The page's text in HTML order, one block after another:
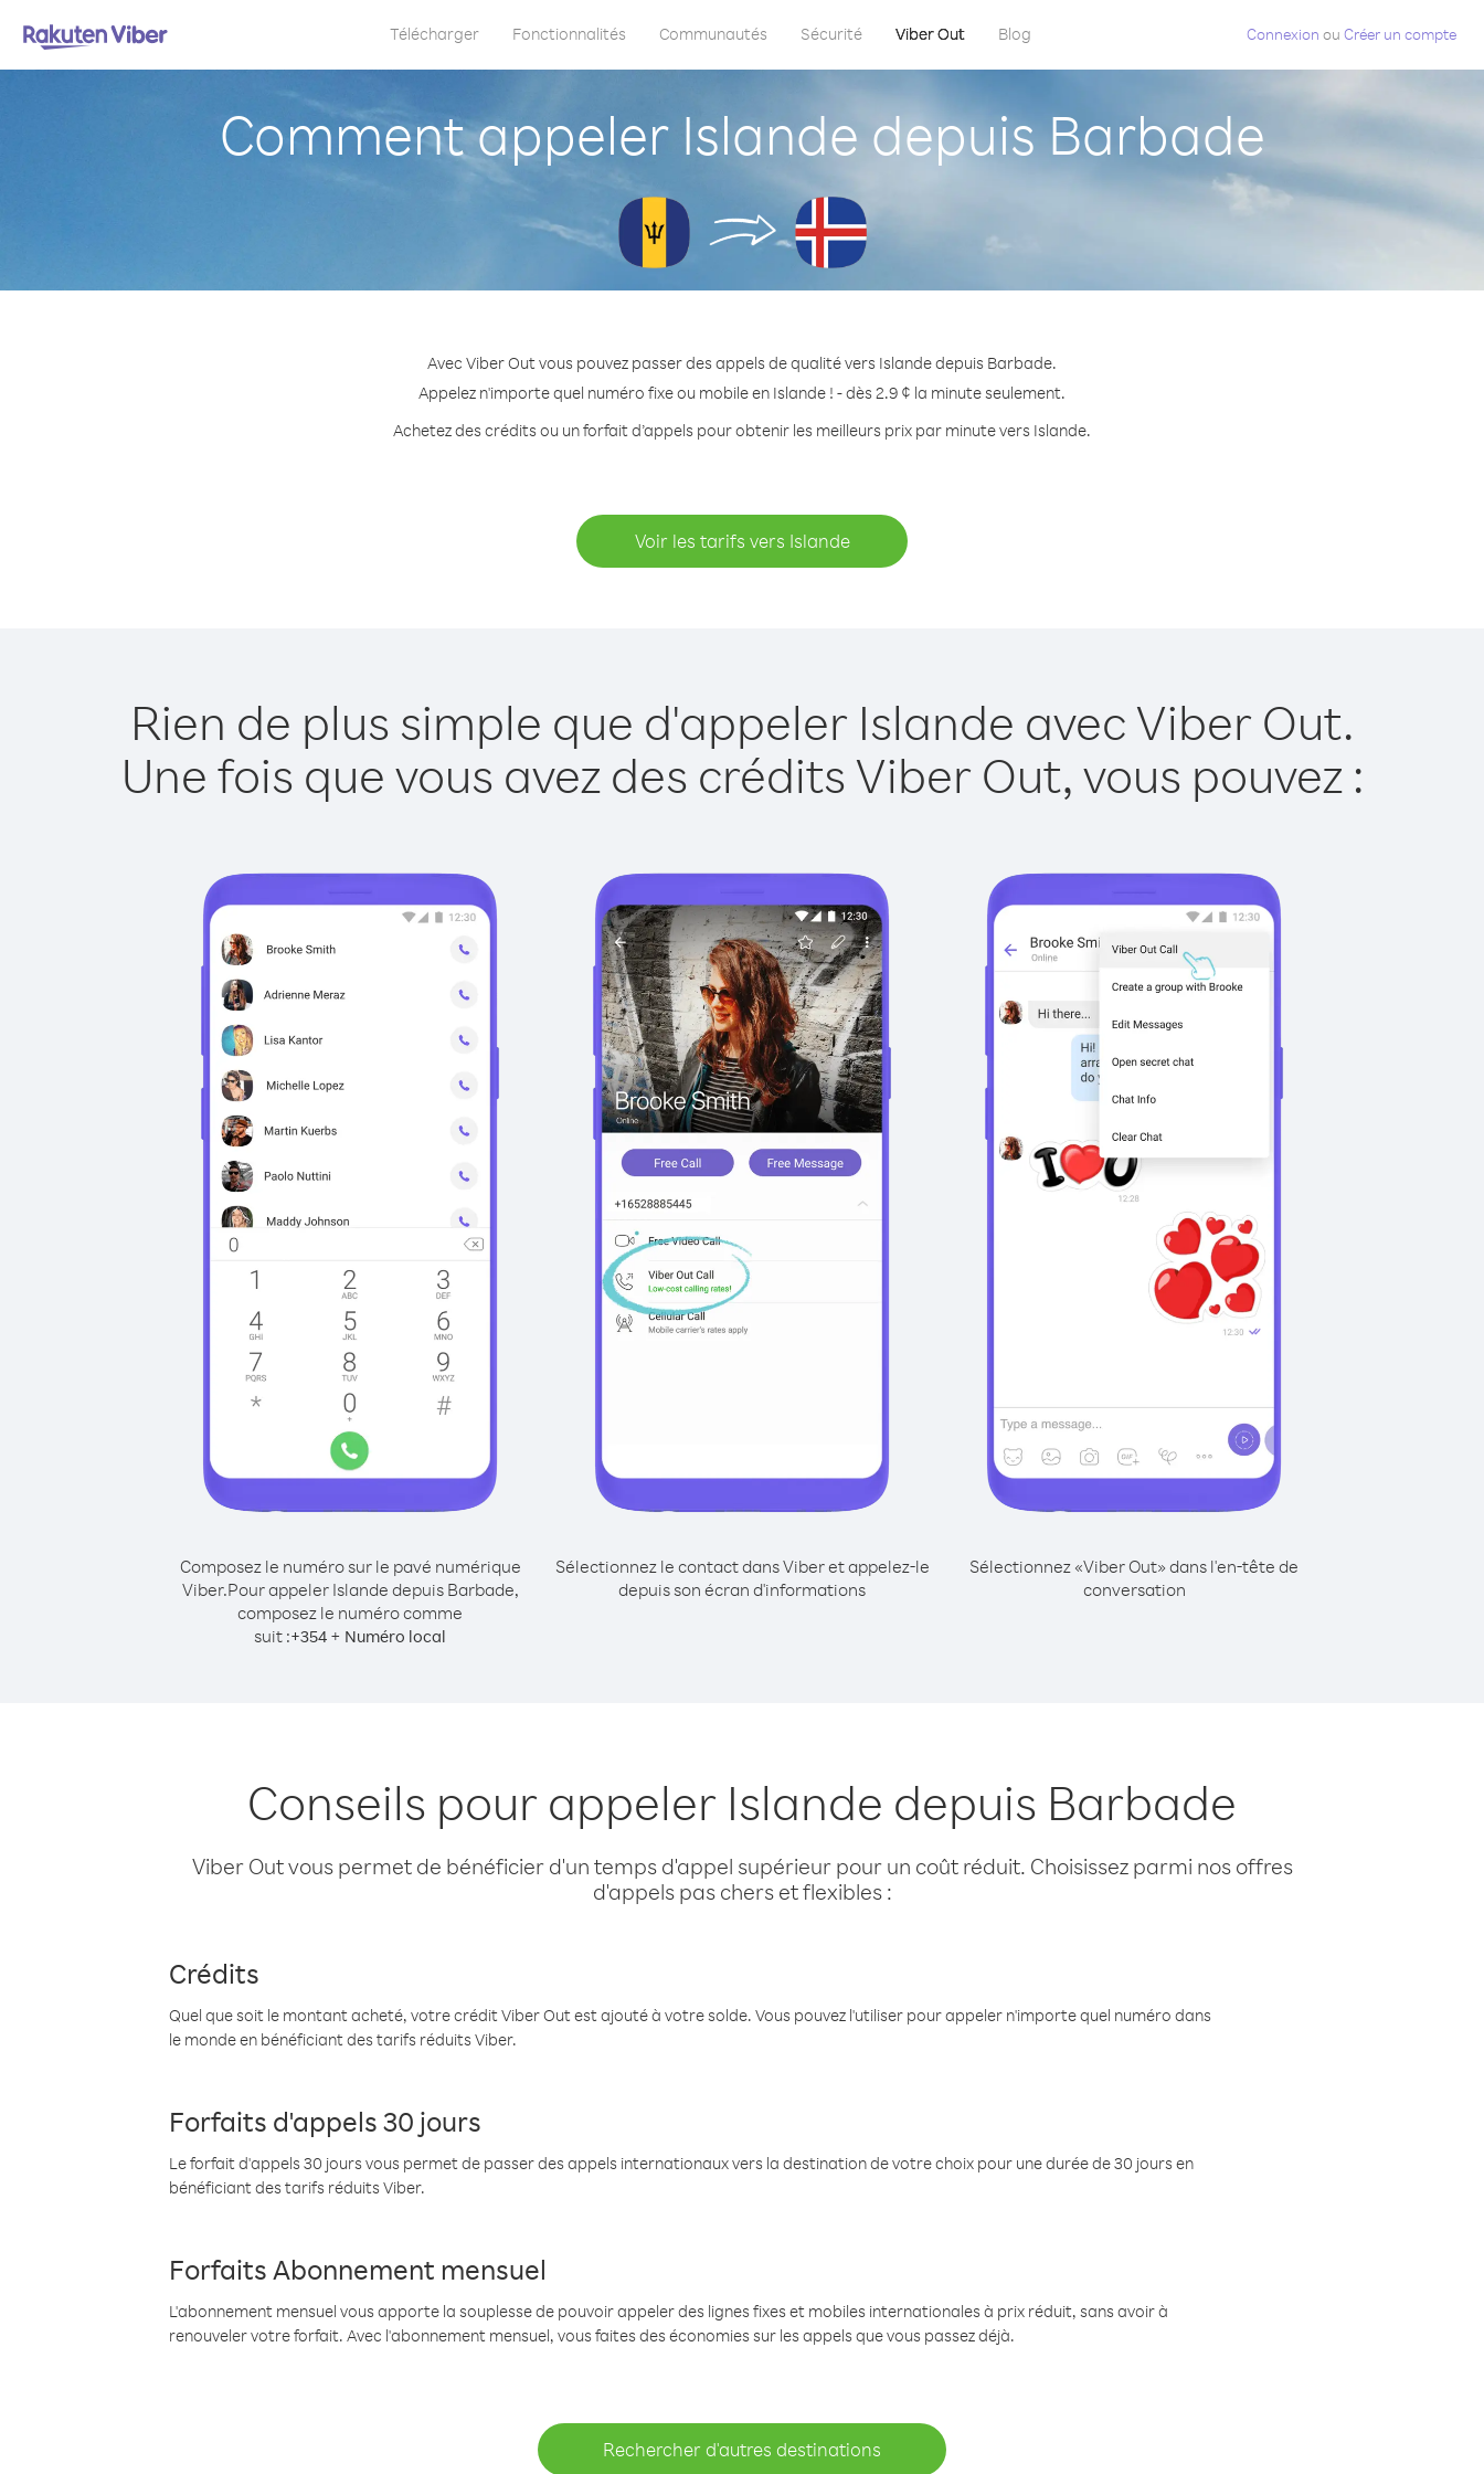
Télécharger Fonctionnalités Communautés Sécurité Viber Out Blog Connexion ou Créer un compte
Comment appeler Islande depuis Barbade
Avec Viber Out vous pouvez passer des appels de qualité vers Islande depuis Barbade.
Appelez n'importe quel numéro fixe ou mobile en Islande ! - dès 2.9 ¢ la minute seulement.
Achetez des crédits ou un forfait d’appels pour obtenir les meilleurs prix par minute vers Islande.
Voir les tarifs vers Islande
Rien de plus simple que d'appeler Islande avec Viber Out.
Une fois que vous avez des crédits Viber Out, vous pouvez :
Composez le numéro sur le pavé numérique
Viber.Pour appeler Islande depuis Barbade,
composez le numéro comme
suit :+354 + Numéro local
Sélectionnez le contact dans Viber et appelez-le
depuis son écran d'informations
Sélectionnez «Viber Out» dans l'en-tête de
conversation
Conseils pour appeler Islande depuis Barbade
Viber Out vous permet de bénéficier d'un temps d'appel supérieur pour un coût réduit. Choisissez parmi nos offres
d'appels pas chers et flexibles :
Crédits
Quel que soit le montant acheté, votre crédit Viber Out est ajouté à votre solde. Vous pouvez l'utiliser pour appeler n'importe quel numéro dans
le monde en bénéficiant des tarifs réduits Viber.
Forfaits d'appels 30 jours
Le forfait d'appels 30 jours vous permet de passer des appels internationaux vers la destination de votre choix pour une durée de 30 jours en
bénéficiant des tarifs réduits Viber.
Forfaits Abonnement mensuel
L'abonnement mensuel vous apporte la souplesse de pouvoir appeler des lignes fixes et mobiles internationales à prix réduit, sans avoir à
renouveler votre forfait. Avec l'abonnement mensuel, vous faites des économies sur les appels que vous passez déjà.
Rechercher d'autres destinations